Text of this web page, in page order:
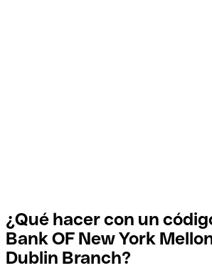
¿Qué hacer con un
Bank OF New York
Dublin Branch?